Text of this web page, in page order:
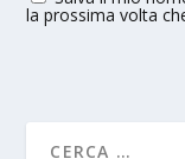
la prossima volta